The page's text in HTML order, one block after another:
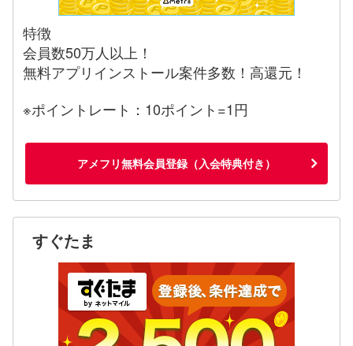
特徴
会員数50万人以上！
無料アプリインストール案件多数！高還元！
※ポイントレート：10ポイント=1円
アメフリ無料会員登録（入会特典付き）
すぐたま